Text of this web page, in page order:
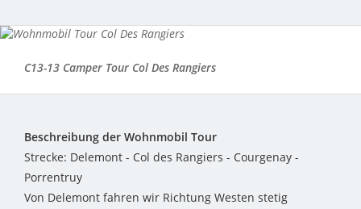
C13-13 Camper Tour Col Des Rangiers
Beschreibung der Wohnmobil Tour
Strecke: Delemont - Col des Rangiers - Courgenay -
Porrentruy
Von Delemont fahren wir Richtung Westen stetig